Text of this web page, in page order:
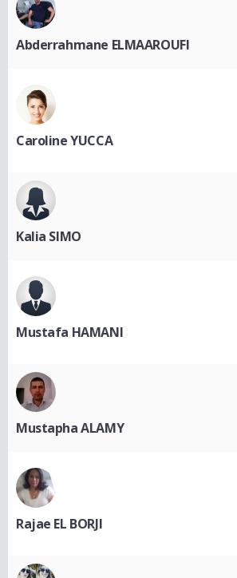
Abderrahmane ELMAAROUFI
Caroline YUCCA
Kalia SIMO
Mustafa HAMANI
Mustapha ALAMY
Rajae EL BORJI